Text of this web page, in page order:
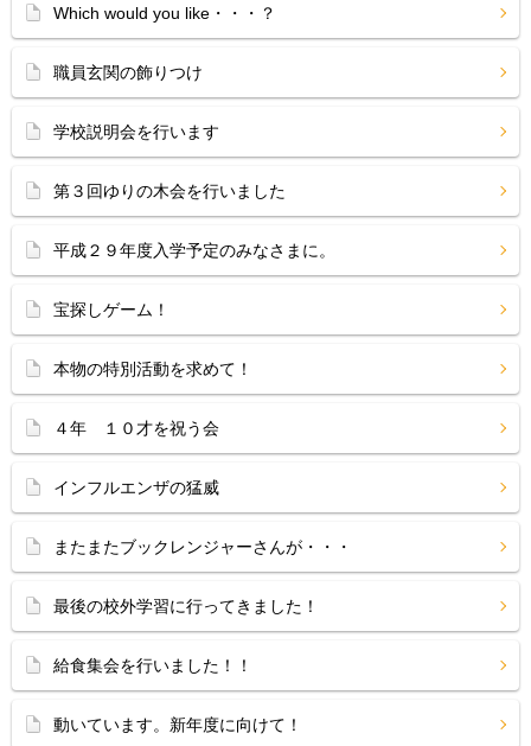
Which would you like・・・？
職員玄関の飾りつけ
学校説明会を行います
第３回ゆりの木会を行いました
平成２９年度入学予定のみなさまに。
宝探しゲーム！
本物の特別活動を求めて！
４年 １０才を祝う会
インフルエンザの猛威
またまたブックレンジャーさんが・・・
最後の校外学習に行ってきました！
給食集会を行いました！！
動いています。新年度に向けて！